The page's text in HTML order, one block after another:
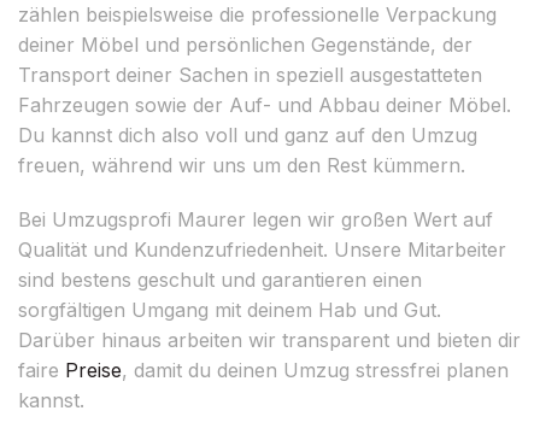
zählen beispielsweise die professionelle Verpackung
deiner Möbel und persönlichen Gegenstände, der
Transport deiner Sachen in speziell ausgestatteten
Fahrzeugen sowie der Auf- und Abbau deiner Möbel.
Du kannst dich also voll und ganz auf den Umzug
freuen, während wir uns um den Rest kümmern.
Bei Umzugsprofi Maurer legen wir großen Wert auf
Qualität und Kundenzufriedenheit. Unsere Mitarbeiter
sind bestens geschult und garantieren einen
sorgfältigen Umgang mit deinem Hab und Gut.
Darüber hinaus arbeiten wir transparent und bieten dir
faire Preise, damit du deinen Umzug stressfrei planen
kannst.